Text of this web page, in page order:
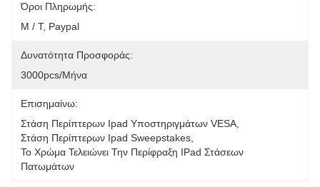
Όροι Πληρωμής:
Μ / Τ, Paypal
Δυνατότητα Προσφοράς:
3000pcs/μήνα
Επισημαίνω:
Στάση Περίπτερων Ipad Υποστηριγμάτων VESA
Στάση Περίπτερων Ipad Sweepstakes
Το Χρώμα Τελειώνει Την Περίφραξη IPad Στάσεων
Πατωμάτων